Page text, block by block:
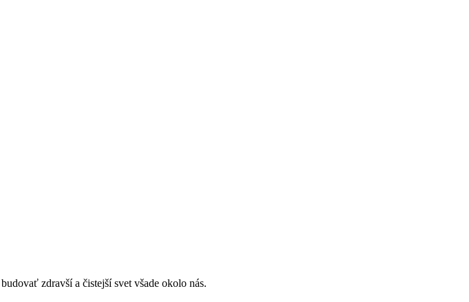
zdravší a čistejší svet všade okolo nás.